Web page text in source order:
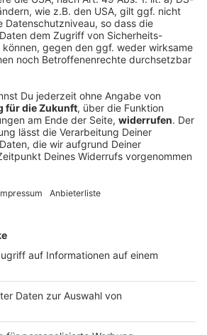
kontrollieren Einreisen
bleibt bei strikten Kontrollen,
Wie die beiden Länder ihren Streit
ARTIKEL
Artikel gemerkt
mit einem